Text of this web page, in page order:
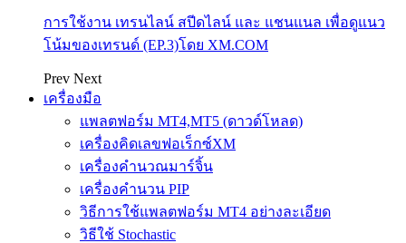
การใช้งาน เทรนไลน์ สปีดไลน์ และ แชนแนล เพื่อดูแนว
โน้มของเทรนด์ (EP.3)โดย XM.COM
Prev Next
เครื่องมือ
แพลตฟอร์ม MT4,MT5 (ดาวด์โหลด)
เครื่องคิดเลขฟอเร็กซ์XM
เครื่องคำนวณมาร์จิ้น
เครื่องคำนวน PIP
วิธีการใช้แพลตฟอร์ม MT4 อย่างละเอียด
วิธีใช้ Stochastic